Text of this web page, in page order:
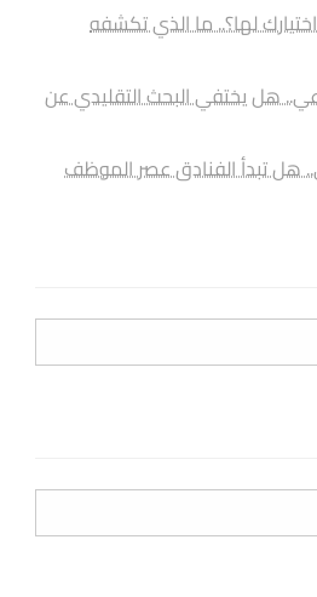
لها؟.. ما الذي تكشفه
هل يختفي البحث التقليدي عن
هل تبدأ الفنادق عصر الموظف